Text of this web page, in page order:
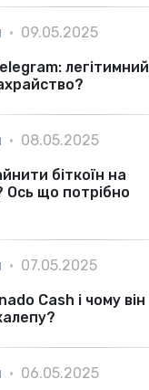
• 09.05.2025
легітимний
• 08.05.2025
біткоїн на
Ось що потрібно
• 07.05.2025
Cash і чому він
• 06.05.2025